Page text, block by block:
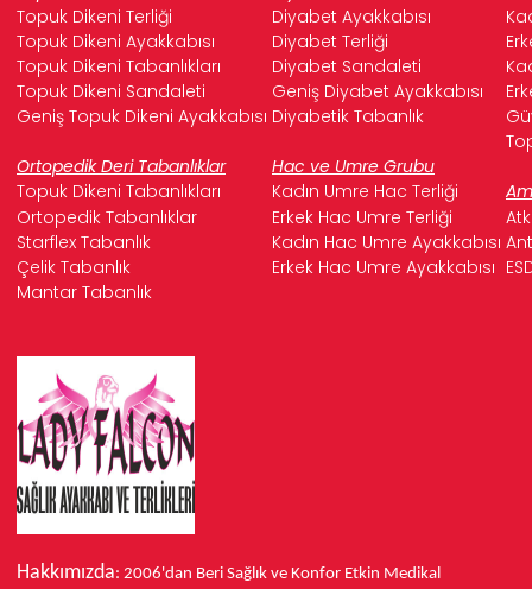
Topuk Dikeni Terliği
Diyabet Ayakkabısı
Topuk Dikeni Ayakkabısı
Diyabet Terliği
Topuk Dikeni Tabanlıkları
Diyabet Sandaleti
Topuk Dikeni Sandaleti
Geniş Diyabet Ayakkabısı
Geniş Topuk Dikeni Ayakkabısı Diyabetik Tabanlık
Ortopedik Deri Tabanlıklar
Hac ve Umre Grubu
Topuk Dikeni Tabanlıkları
Kadın Umre Hac Terliği
Ortopedik Tabanlıklar
Erkek Hac Umre Terliği
Starflex Tabanlık
Kadın Hac Umre Ayakkabısı
Çelik Tabanlık
Erkek Hac Umre Ayakkabısı
Mantar Tabanlık
Hakkımızda: 2006'dan Beri Sağlık ve Konfor Etkin Medikal